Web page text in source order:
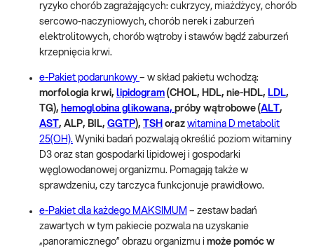
ryzyko chorób zagrażających: cukrzycy, miażdżycy, chorób
sercowo-naczyniowych, chorób nerek i zaburzeń
elektrolitowych, chorób wątroby i stawów bądź zaburzeń
krzepnięcia krwi.
e-Pakiet podarunkowy – w skład pakietu wchodzą:
morfologia krwi, lipidogram (CHOL, HDL, nie-HDL, LDL,
TG), hemoglobina glikowana, próby wątrobowe (ALT,
AST, ALP, BIL, GGTP), TSH oraz witamina D metabolit
25(OH). Wyniki badań pozwalają określić poziom witaminy
D3 oraz stan gospodarki lipidowej i gospodarki
węglowodanowej organizmu. Pomagają także w
sprawdzeniu, czy tarczyca funkcjonuje prawidłowo.
e-Pakiet dla każdego MAKSIMUM – zestaw badań
zawartych w tym pakiecie pozwala na uzyskanie
„panoramicznego” obrazu organizmu i może pomóc w